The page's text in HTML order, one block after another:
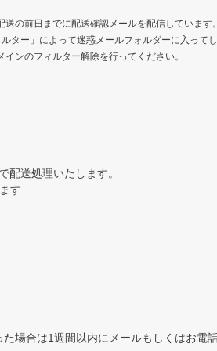
の前日までに配送確認メールを配信しています。
ター」によって迷惑メールフォルダーに入って
ンのフィルター解除を行ってください。
配送処理いたします。
す
場合は1週間以内にメールもしくはお電